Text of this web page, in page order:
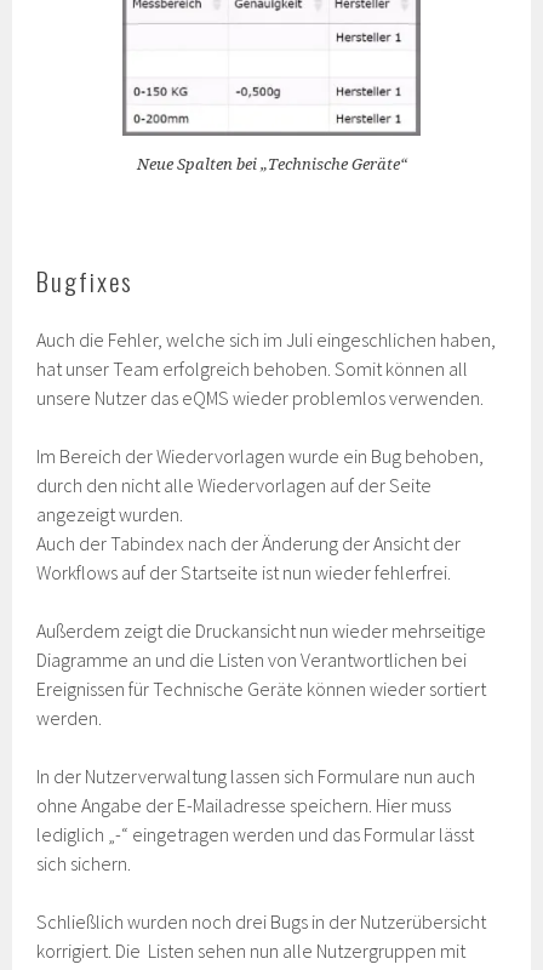
Neue Spalten bei „Technische Geräte“
Bugfixes
Auch die Fehler, welche sich im Juli eingeschlichen haben,
hat unser Team erfolgreich behoben. Somit können all
unsere Nutzer das eQMS wieder problemlos verwenden.
Im Bereich der Wiedervorlagen wurde ein Bug behoben,
durch den nicht alle Wiedervorlagen auf der Seite
angezeigt wurden.
Auch der Tabindex nach der Änderung der Ansicht der
Workflows auf der Startseite ist nun wieder fehlerfrei.
Außerdem zeigt die Druckansicht nun wieder mehrseitige
Diagramme an und die Listen von Verantwortlichen bei
Ereignissen für Technische Geräte können wieder sortiert
werden.
In der Nutzerverwaltung lassen sich Formulare nun auch
ohne Angabe der E-Mailadresse speichern. Hier muss
lediglich „-“ eingetragen werden und das Formular lässt
sich sichern.
Schließlich wurden noch drei Bugs in der Nutzerübersicht
korrigiert. Die Listen sehen nun alle Nutzergruppen mit